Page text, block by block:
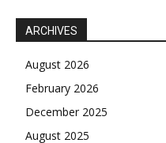
ARCHIVES
August 2026
February 2026
December 2025
August 2025